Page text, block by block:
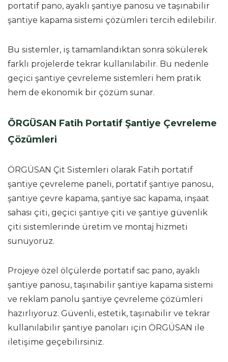
portatif pano, ayaklı şantiye panosu ve taşınabilir
şantiye kapama sistemi çözümleri tercih edilebilir.
Bu sistemler, iş tamamlandıktan sonra sökülerek
farklı projelerde tekrar kullanılabilir. Bu nedenle
geçici şantiye çevreleme sistemleri hem pratik
hem de ekonomik bir çözüm sunar.
ÖRGÜSAN Fatih Portatif Şantiye Çevreleme
Çözümleri
ÖRGÜSAN Çit Sistemleri olarak Fatih portatif
şantiye çevreleme paneli, portatif şantiye panosu,
şantiye çevre kapama, şantiye sac kapama, inşaat
sahası çiti, geçici şantiye çiti ve şantiye güvenlik
çiti sistemlerinde üretim ve montaj hizmeti
sunuyoruz.
Projeye özel ölçülerde portatif sac pano, ayaklı
şantiye panosu, taşınabilir şantiye kapama sistemi
ve reklam panolu şantiye çevreleme çözümleri
hazırlıyoruz. Güvenli, estetik, taşınabilir ve tekrar
kullanılabilir şantiye panoları için ÖRGÜSAN ile
iletişime geçebilirsiniz.